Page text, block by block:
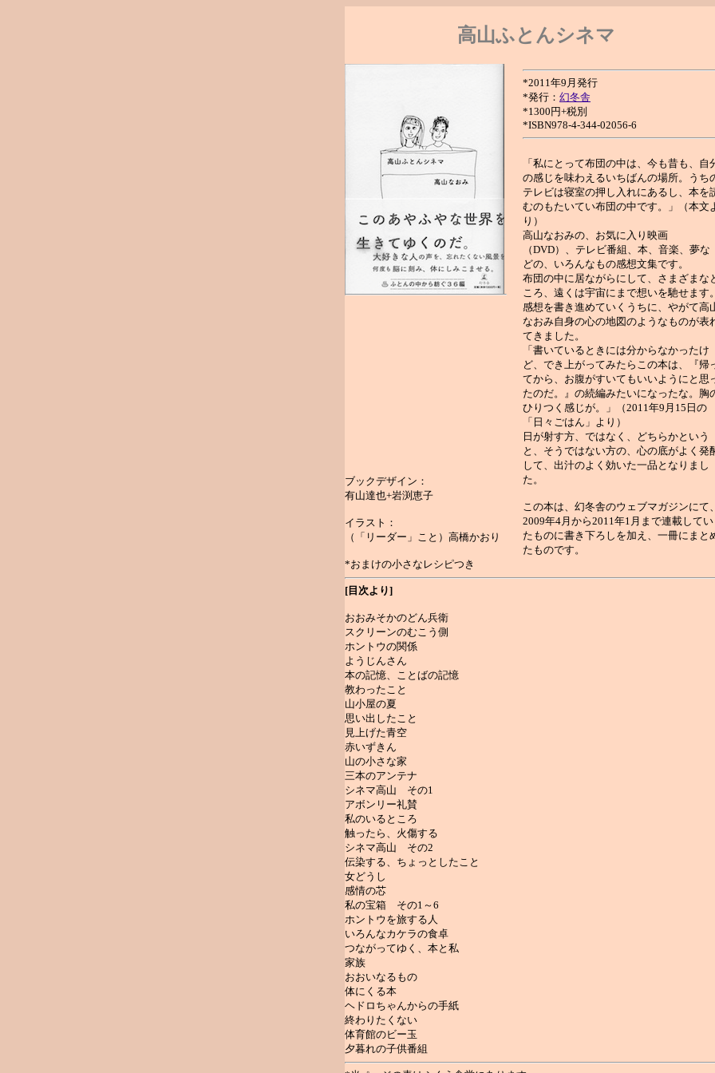
高山ふとんシネマ
ブックデザイン：
有山達也+岩渕恵子
イラスト：
（「リーダー」こと）高橋かおり
*おまけの小さなレシピつき
*2011年9月発行
*発行： 幻冬舎
*1300円+税別
*ISBN978-4-344-02056-6
「私にとって布団の中は、今も昔も、自
の感じを味わえるいちばんの場所。うち
テレビは寝室の押し入れにあるし、本を
むのもたいてい布団の中です。」（本文
り）
高山なおみの、お気に入り映画
（DVD）、テレビ番組、本、音楽、夢な
どの、いろんなもの感想文集です。
布団の中に居ながらにして、さまざまな
ころ、遠くは宇宙にまで想いを馳せます。
感想を書き進めていくうちに、やがて高
なおみ自身の心の地図のようなものが表
てきました。
「書いているときには分からなかったけ
ど、でき上がってみたらこの本は、『帰
てから、お腹がすいてもいいようにと思
たのだ。』の続編みたいになったな。胸
ひりつく感じが。」（2011年9月15日の
「日々ごはん」より）
日が射す方、ではなく、どちらかという
と、そうではない方の、心の底がよく発
して、出汁のよく効いた一品となりまし
た。
この本は、幻冬舎のウェブマガジンにて、
2009年4月から2011年1月まで連載してい
たものに書き下ろしを加え、一冊にまと
たものです。
[目次より]
おおみそかのどん兵衛
スクリーンのむこう側
ホントウの関係
ようじんさん
本の記憶、ことばの記憶
教わったこと
山小屋の夏
思い出したこと
見上げた青空
赤いずきん
山の小さな家
三本のアンテナ
シネマ高山 その1
アボンリー礼賛
私のいるところ
触ったら、火傷する
シネマ高山 その2
伝染する、ちょっとしたこと
女どうし
感情の芯
私の宝箱 その1～6
ホントウを旅する人
いろんなカケラの食卓
つながってゆく、本と私
家族
おおいなるもの
体にくる本
ヘドロちゃんからの手紙
終わりたくない
体育館のビー玉
夕暮れの子供番組